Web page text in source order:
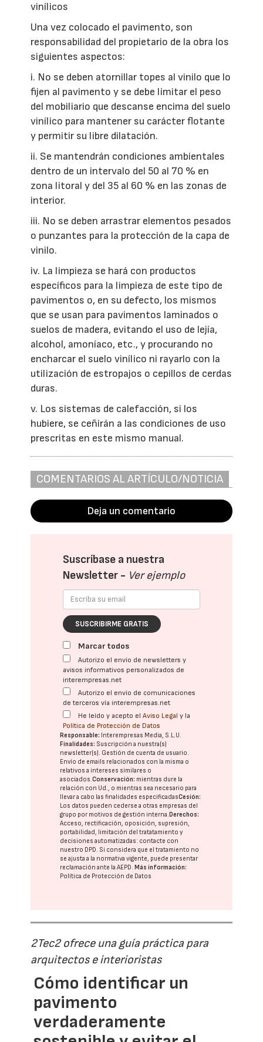
vinílicos
Una vez colocado el pavimento, son
responsabilidad del propietario de la obra los
siguientes aspectos:
i. No se deben atornillar topes al vinilo que lo
fijen al pavimento y se debe limitar el peso
del mobiliario que descanse encima del suelo
vinílico para mantener su carácter flotante
y permitir su libre dilatación.
ii. Se mantendrán condiciones ambientales
dentro de un intervalo del 50 al 70 % en
zona litoral y del 35 al 60 % en las zonas de
interior.
iii. No se deben arrastrar elementos pesados
o punzantes para la protección de la capa de
vinilo.
iv. La limpieza se hará con productos
específicos para la limpieza de este tipo de
pavimentos o, en su defecto, los mismos
que se usan para pavimentos laminados o
suelos de madera, evitando el uso de lejía,
alcohol, amoníaco, etc., y procurando no
encharcar el suelo vinílico ni rayarlo con la
utilización de estropajos o cepillos de cerdas
duras.
v. Los sistemas de calefacción, si los
hubiere, se ceñirán a las condiciones de uso
prescritas en este mismo manual.
COMENTARIOS AL ARTÍCULO/NOTICIA
Deja un comentario
Suscríbase a nuestra
Newsletter - Ver ejemplo
SUSCRIBIRME GRATIS
Marcar todos
Autorizo el envío de newsletters y
avisos informativos personalizados de
interempresas.net
Autorizo el envío de comunicaciones
de terceros vía interempresas.net
He leído y acepto elAviso Legal y la
Política de Protección de Datos
Responsable: Interempresas Media, S.L.U.
Finalidades: Suscripción a nuestra(s)
newsletter(s). Gestión de cuenta de usuario.
Envío de emails relacionados con la misma o
relativos a intereses similares o
asociados.Conservación: mientras dure la
relación con Ud., o mientras sea necesario para
llevar a cabo las finalidades especificadasCesión:
Los datos pueden cederse a otras empresas del
grupo por motivos de gestión interna.Derechos:
Acceso, rectificación, oposición, supresión,
portabilidad, limitación del tratatamiento y
decisiones automatizadas: contacte con
nuestro DPD . Si considera que el tratamiento no
se ajusta a la normativa vigente, puede presentar
reclamación ante laAEPD .Más información:
Política de Protección de Datos
2Tec2 ofrece una guía práctica para
arquitectos e interioristas
Cómo identificar un
pavimento
verdaderamente